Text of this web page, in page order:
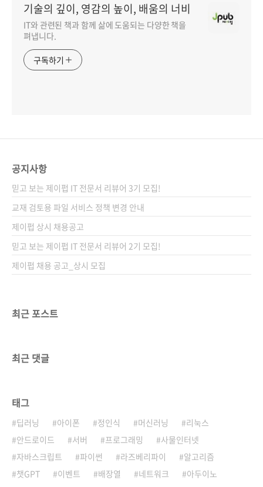
기술의 깊이, 영감의 높이, 배움의 너비
IT와 관련된 책과 함께 삶에 도움되는 다양한 책을
펴냅니다.
구독하기
공지사항
믿고 보는 제이펍 IT 전문서 리뷰어 3기 모집!
교재 검토용 파일 서비스 정책 변경 안내
제이펍 상시 채용공고
믿고 보는 제이펍 IT 전문서 리뷰어 2기 모집!
제이펍 채용 공고_상시 모집
최근 포스트
최근 댓글
태그
딥러닝 아이폰 정인식 머신러닝
리눅스
안드로이드
서버 프로그래밍
사물인터넷
자바스크립트
파이썬 라즈베리파이
알고리즘
챗GPT
이벤트 배장열 네트워크
아두이노